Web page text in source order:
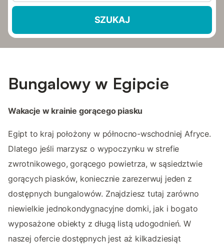
SZUKAJ
Bungalowy w Egipcie
Wakacje w krainie gorącego piasku
Egipt to kraj położony w północno-wschodniej Afryce.
Dlatego jeśli marzysz o wypoczynku w strefie
zwrotnikowego, gorącego powietrza, w sąsiedztwie
gorących piasków, koniecznie zarezerwuj jeden z
dostępnych bungalowów. Znajdziesz tutaj zarówno
niewielkie jednokondygnacyjne domki, jak i bogato
wyposażone obiekty z długą listą udogodnień. W
naszej ofercie dostępnych jest aż kilkadziesiąt